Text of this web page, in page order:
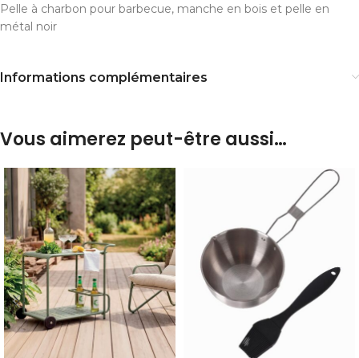
Pelle à charbon pour barbecue, manche en bois et pelle en
métal noir
Informations complémentaires
Vous aimerez peut-être aussi…